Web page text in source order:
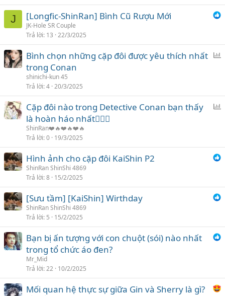
J [Longfic-ShinRan] Bình Cũ Rượu Mới
JK-Hole SR Couple
Trả lời 13 22/3/2025
c
h
Bình chọn những cặp đôi được yêu thích nhất
trong Conan
shinichi-kun 45
Trả lời 4 20/3/2025
c
h
Cặp đôi nào trong Detective Conan bạn thấy
là hoàn háo nhất❤️‍🔥💋
ShinRan❤️🔥❤️🔥❤️🔥
Trả lời 0 19/3/2025
Hình ảnh cho cặp đôi KaiShin P2
ShinRan ShinShi 4869
Trả lời 8 15/2/2025
[Sưu tầm] [KaiShin] Wirthday
ShinRan ShinShi 4869
Trả lời 5 15/2/2025
Bạn bị ấn tượng với con chuột (sói) nào nhất
trong tổ chức áo đen?
Mr_Mid
Trả lời 22 10/2/2025
Mối quan hệ thực sự giữa Gin và Sherry là gì?